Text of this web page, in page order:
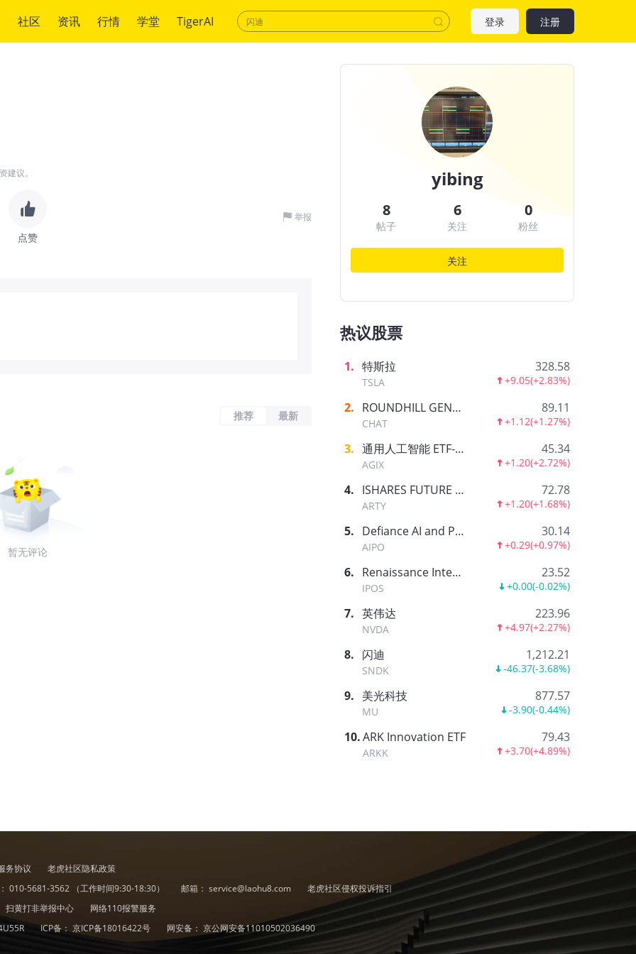
社区 资讯 行情 学堂 TigerAI 登录 注册
建议。
点赞
举报
推荐 最新
暂无评论
yibing
8
帖子
6
关注
0
粉丝
关注
热议股票
1. 特斯拉
TSLA
328.58
+9.05(+2.83%)
2. ROUNDHILL GENERATIVE AI & TECHNOLOGY ETF
CHAT
89.11
+1.12(+1.27%)
3. 通用人工智能 ETF-AGIX
AGIX
45.34
+1.20(+2.72%)
4. ISHARES FUTURE AI & TECH ETF
ARTY
72.78
+1.20(+1.68%)
5. Defiance AI and Power Infrastructure ETF
AIPO
30.14
+0.29(+0.97%)
6. Renaissance International IPO ETF
IPOS
23.52
+0.00(-0.02%)
7. 英伟达
NVDA
223.96
+4.97(+2.27%)
8. 闪迪
SNDK
1,212.21
-46.37(-3.68%)
9. 美光科技
MU
877.57
-3.90(-0.44%)
10.ARK Innovation ETF
ARKK
79.43
+3.70(+4.89%)
务协议
老虎社区隐私政策
010-5681-3562 （工作时间9:30-18:30） 邮箱： service@laohu8.com
老虎社区侵权投诉指引
扫黄打非举报中心
网络110报警服务
ICP备： 京ICP备18016422号 网安备： 京公网安备11010502036490